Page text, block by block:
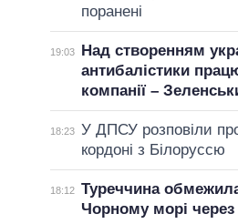
поранені
19:03
Над створенням
антибалістики
компанії –
18:23 У ДПСУ розповіли
кордоні з Білоруссю
18:12 Туреччина
Чорному морі через